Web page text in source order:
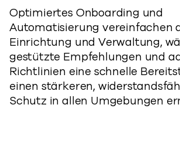
Optimiertes Onboarding und
Automatisierung vereinfachen
Einrichtung und Verwaltung,
gestützte Empfehlungen und
Richtlinien eine schnelle
einen stärkeren,
Schutz in allen Umgebungen